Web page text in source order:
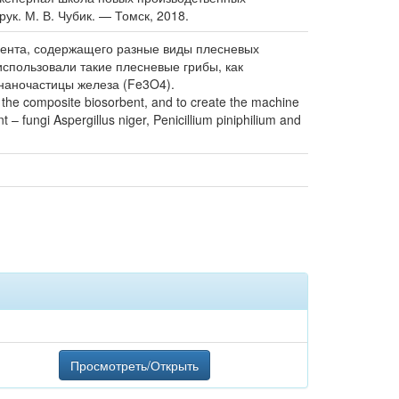
М. В. Чубик. — Томск, 2018.
содержащего разные виды плесневых
такие плесневые грибы, как
железа (Fe3O4).
composite biosorbent, and to create the machine
fungi Aspergillus niger, Penicillium piniphilium and
Просмотреть/Открыть